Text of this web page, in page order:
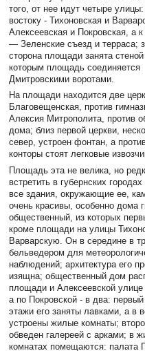
того, от нее идут четыре
востоку - Тихоновская и
Алексеевская и Покровская, а
— Зеленские съезд и терраса;
сторона площади занята
которым площадь соединяется
Дмитровскими воротами.
На площади находится две
Благовещенская, против
Алексия Митрополита, против
дома; близ первой церкви,
север, устроен фонтан, а
конторы стоят легковые
Площадь эта не велика, но
встретить в губернских
все здания, окружающие ее,
очень красивы, особенно дома
общественный, из которых
кроме площади на улицы
Варварскую. Он в середине в
бельведером для
наблюдений; архитектура его
изящна; общественный дом
площади и Алексеевской улице
а по Покровской - в два:
этажи его заняты лавками, а в
устроены жилые комнаты;
обведен галереей с арками; в
комнатах помещаются: палата